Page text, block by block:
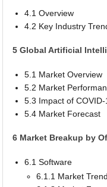
4.1 Overview
4.2 Key Industry
5 Global Artificial
5.1 Market Overview
5.2 Market
5.3 Impact of COVID-
5.4 Market Forecast
6 Market Breakup by
6.1 Software
6.1.1 Market